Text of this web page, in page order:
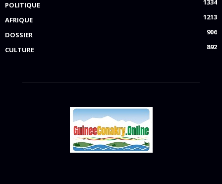
POLITIQUE
1334
AFRIQUE
1213
DOSSIER
906
CULTURE
892